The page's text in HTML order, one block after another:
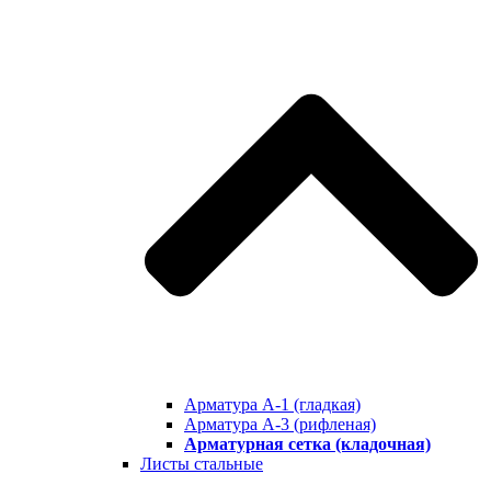
Арматура А-1 (гладкая)
Арматура А-3 (рифленая)
Арматурная сетка (кладочная)
Листы стальные